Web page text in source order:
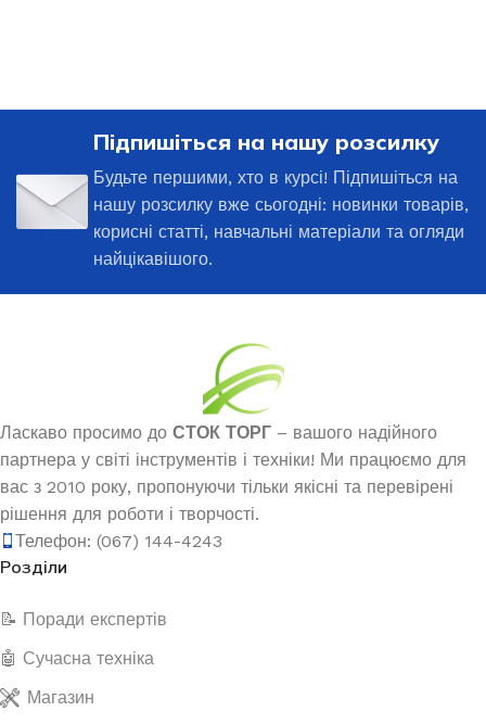
Підпишіться на нашу розсилку
Будьте першими, хто в курсі! Підпишіться на
нашу розсилку вже сьогодні: новинки товарів,
корисні статті, навчальні матеріали та огляди
найцікавішого.
Ласкаво просимо до СТОК ТОРГ – вашого надійного
партнера у світі інструментів і техніки! Ми працюємо для
вас з 2010 року, пропонуючи тільки якісні та перевірені
рішення для роботи і творчості.
Телефон: (067) 144-4243
Розділи
📝 Поради експертів
🤖 Сучасна техніка
Магазин